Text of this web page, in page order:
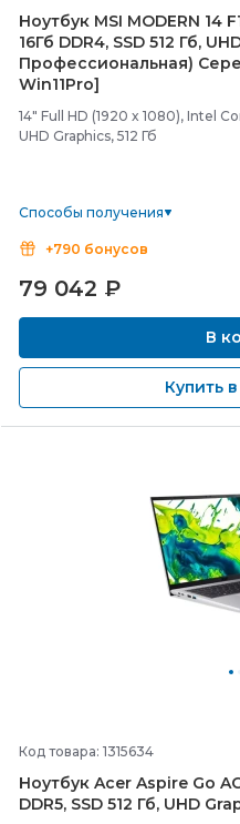
Ноутбук MSI MODERN 14
16Гб DDR4, SSD 512 Гб,
Профессиональная)
Win11Pro]
14" Full HD (1920 x 1080), Intel
UHD Graphics, 512 Гб
Способы получения
+790 бонусов
79 042 ₽
В
Купить
Код товара: 1315634
Ноутбук Acer Aspire Go
DDR5, SSD 512 Гб, UHD